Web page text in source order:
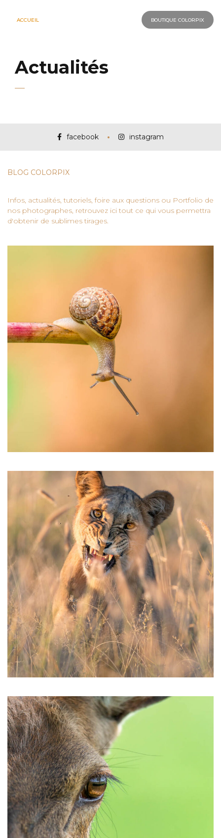
ACCUEIL BOUTIQUE COLORPIX
Actualités
facebook instagram
BLOG COLORPIX
Infos, actualités, tutoriels, foire aux questions ou Portfolio de
nos photographes, retrouvez ici tout ce qui vous permettra
d'obtenir de sublimes tirages.